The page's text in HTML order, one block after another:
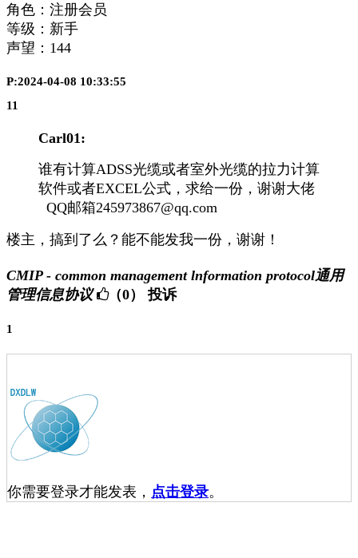
角色：注册会员
等级：新手
声望： 144
P:2024-04-08 10:33:55
11
Carl01:
谁有计算ADSS光缆或者室外光缆的拉力计算
软件或者EXCEL公式，求给一份，谢谢大佬
QQ邮箱245973867@qq.com
楼主，搞到了么？能不能发我一份，谢谢！
CMIP - common management lnformation protocol通用
管理信息协议
（0） 投诉
1
你需要登录才能发表， 点击登录。